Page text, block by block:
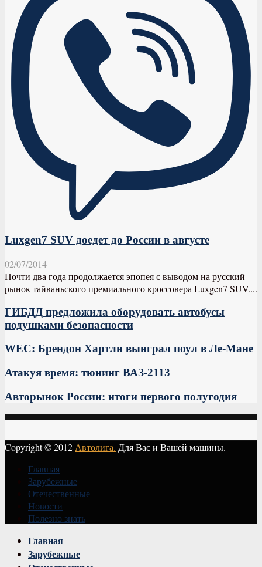
Luxgen7 SUV доедет до России в августе
02/07/2014
Почти два года продолжается эпопея с выводом на русский
рынок тайваньского премиального кроссовера Luxgen7 SUV....
ГИБДД предложила оборудовать автобусы
подушками безопасности
WEC: Брендон Хартли выиграл поул в Ле-Мане
Атакуя время: тюнинг ВАЗ-2113
Авторынок России: итоги первого полугодия
Copyright © 2012Автолига. Для Вас и Вашей машины.
Главная
Зарубежные
Отечественные
Новости
Полезно знать
Главная
Зарубежные